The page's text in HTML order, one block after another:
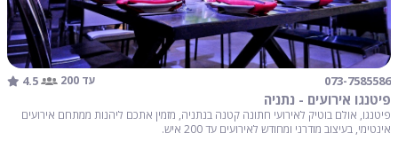
073-7585586 עד 200 4.5
פיטנגו אירועים - נתניה
פיטנגו, אולם בוטיק לאירועי חתונה קטנה בנתניה, מזמין אתכם ליהנות ממתחם אירועים
אינטימי, בעיצוב מודרני ומחודש לאירועים עד 200 איש.